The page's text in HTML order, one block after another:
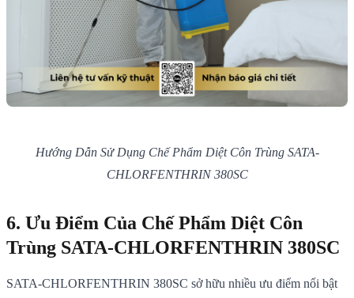
Hướng Dẫn Sử Dụng Chế Phẩm Diệt Côn Trùng SATA-
CHLORFENTHRIN 380SC
6. Ưu Điểm Của Chế Phẩm Diệt Côn
Trùng SATA-CHLORFENTHRIN 380SC
SATA-CHLORFENTHRIN 380SC sở hữu nhiều ưu điểm nổi bật